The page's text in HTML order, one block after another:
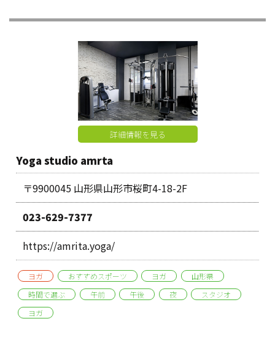
詳細情報を見る
Yoga studio amrta
〒9900045 山形県山形市桜町4-18-2F
023-629-7377
https://amrita.yoga/
ヨガ おすすめスポーツ ヨガ
山形県
時間で選ぶ
午前 午後 夜
スタジオ
ヨガ